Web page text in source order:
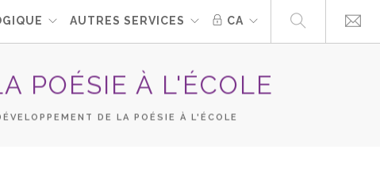
AUTRES SERVICES CA
POÉSIE À L'ÉCOLE
DE LA POÉSIE À L'ÉCOLE